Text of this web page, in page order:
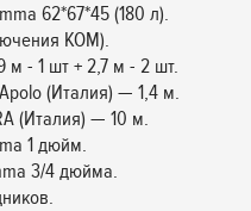
62*67*45 (180 л).
КОМ).
м - 1 шт + 2,7 м - 2 шт.
(Италия) — 1,4 м.
(Италия) — 10 м.
1 дюйм.
3/4 дюйма.